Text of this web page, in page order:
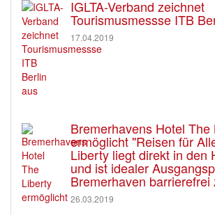
IGLTA-Verband zeichnet
Tourismusmessse ITB
17.04.2019
Bremerhavens Hotel The
ermöglicht "Reisen für
Liberty liegt direkt in den
und ist idealer
Bremerhaven barrierefrei
26.03.2019